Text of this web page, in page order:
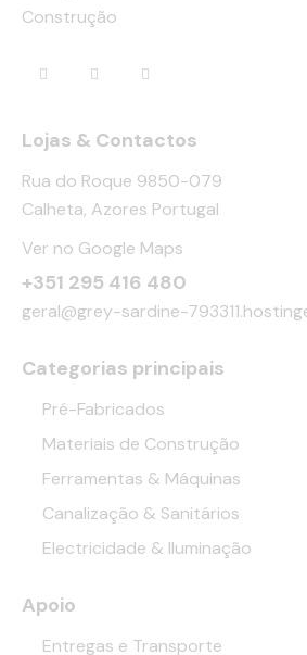
Lojas & Contactos
Rua do Roque 9850-079
Calheta, Azores Portugal
Ver no Google Maps
+351 295 416 480
geral@grey-sardine-
Categorias principais
Pré-Fabricados
Materiais de Construção
Ferramentas & Máquinas
Canalização & Sanitários
Electricidade & Iluminação
Apoio
Entregas e Transporte